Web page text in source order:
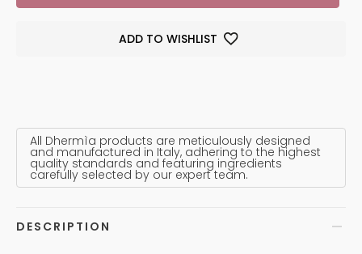
ADD TO WISHLIST
All Dhermìa products are meticulously designed
and manufactured in Italy, adhering to the highest
quality standards and featuring ingredients
carefully selected by our expert team.
DESCRIPTION